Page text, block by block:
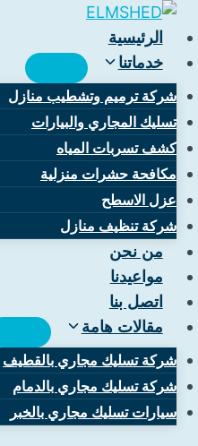
التجاوز
إلى
المحتوى
الرئيسية
خدماتنا
شركة ترميم وتشطيب منازل
تسليك المجاري والبيارات
كشف تسربات المياه
مكافحة حشرات منزلية
عزل الاسطح
شركة تنظيف منازل
من نحن
مواعيدنا
اتصل بنا
مقالات هامة
شركة تسليك مجاري بالقطيف
شركة تسليك مجاري بالدمام
سيارات تسليك مجاري بالخبر